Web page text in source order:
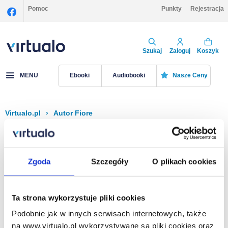
Zgoda Szczegóły O plikach cookies
Ta strona wykorzystuje pliki cookies
Podobnie jak w innych serwisach internetowych, także
na www.virtualo.pl wykorzystywane są pliki cookies oraz
Pomoc Punkty Rejestracja
Szukaj Zaloguj Koszyk
MENU Ebooki Audiobooki Nasze Ceny
Virtualo.pl › Autor Fiore
Filtruj Sortuj
Na stronie